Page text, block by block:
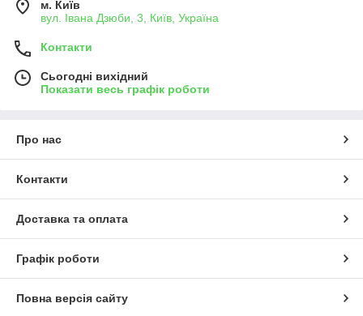
м. Київ
вул. Івана Дзюби, 3, Київ, Україна
Контакти
Сьогодні вихідний
Показати весь графік роботи
Про нас
Контакти
Доставка та оплата
Графік роботи
Повна версія сайту